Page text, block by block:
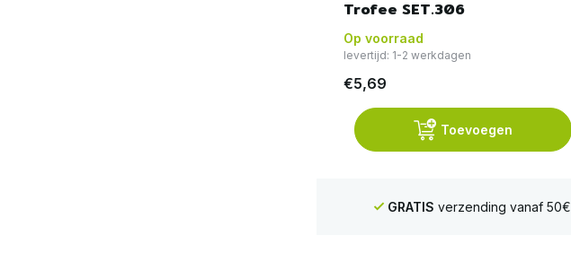
Trofee SET.306
Op voorraad
levertijd: 1-2 werkdagen
€5,69
Toevoegen
GRATIS verzending vanaf 50€